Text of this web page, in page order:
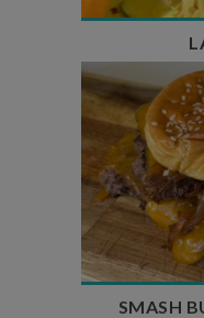
Temps
Temps
SMASH